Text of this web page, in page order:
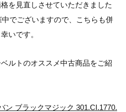
を見直しさせていただきました
中でございますので、こちらも併
いです。
ルトのオススメ中古商品をご紹
ン ブラックマジック 301.CI.1770.